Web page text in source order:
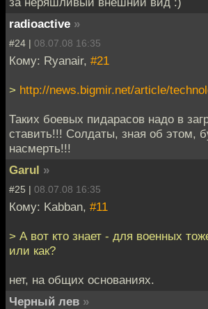
radioactive »
#24 | 08.07.08 16:35
Кому: Ryanair, #21
> http://news.bigmir.net/article/
Таких боевых пидарасов надо в
ставить!!! Солдаты, зная об этом,
насмерть!!!
Garul »
#25 | 08.07.08 16:35
Кому: Kabban, #11
> А вот кто знает - для военных
или как?
нет, на общих основаниях.
Черный лев »